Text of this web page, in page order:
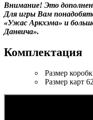
Внимание! Это
Для игры Вам
«Ужас Аркхэма» и
Данвича».
Комплектация
Размер
Размер карт